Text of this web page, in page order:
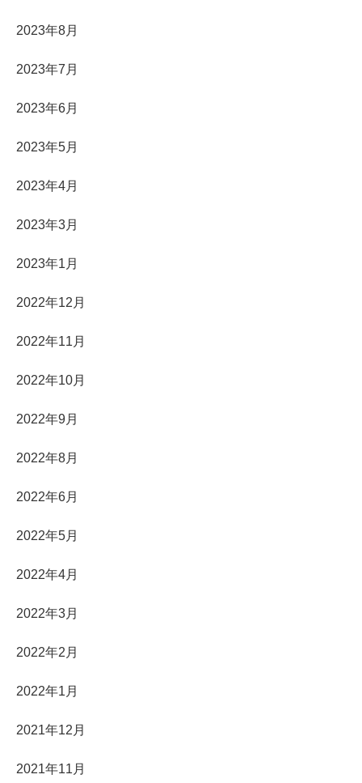
2023年8月
2023年7月
2023年6月
2023年5月
2023年4月
2023年3月
2023年1月
2022年12月
2022年11月
2022年10月
2022年9月
2022年8月
2022年6月
2022年5月
2022年4月
2022年3月
2022年2月
2022年1月
2021年12月
2021年11月